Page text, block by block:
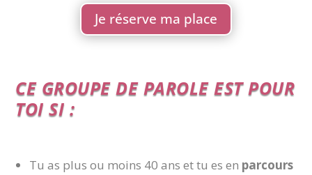
Je réserve ma place
CE GROUPE DE PAROLE EST POUR
TOI SI :
Tu as plus ou moins 40 ans et tu es en parcours